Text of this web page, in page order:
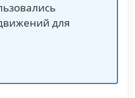
для